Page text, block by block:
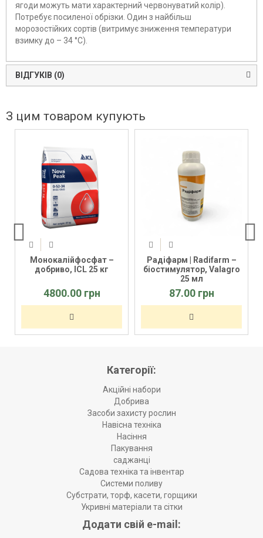
ягоди можуть мати характерний червонуватий колір).
Потребує посиленої обрізки. Один з найбільш
морозостійких сортів (витримує зниження температури
взимку до – 34 °С).
ВІДГУКІВ (0)
З цим товаром купують
Монокалійфосфат –
добриво, ICL 25 кг
4800.00 грн
Радіфарм | Radifarm –
біостимулятор, Valagro
25 мл
87.00 грн
Категорії:
Акційні набори
Добрива
Засоби захисту рослин
Навісна техніка
Насіння
Пакування
саджанці
Садова техніка та інвентар
Системи поливу
Субстрати, торф, касети, горщики
Укривні матеріали та сітки
Додати свій e-mail: